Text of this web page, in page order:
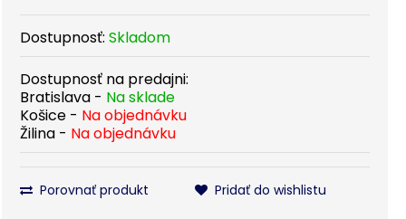
Dostupnosť: Skladom
Dostupnosť na predajni:
Bratislava - Na sklade
Košice - Na objednávku
Žilina - Na objednávku
Porovnať produkt Pridať do wishlistu